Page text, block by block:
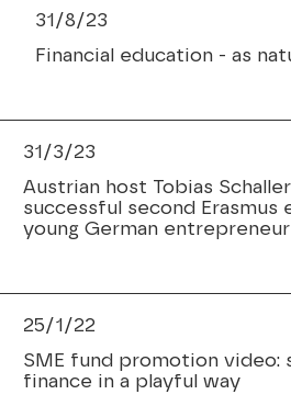
31/8/23
Financial education - as
31/3/23
Austrian host Tobias
successful second Erasmus
young German entrepreneur
25/1/22
SME fund promotion video:
finance in a playful way